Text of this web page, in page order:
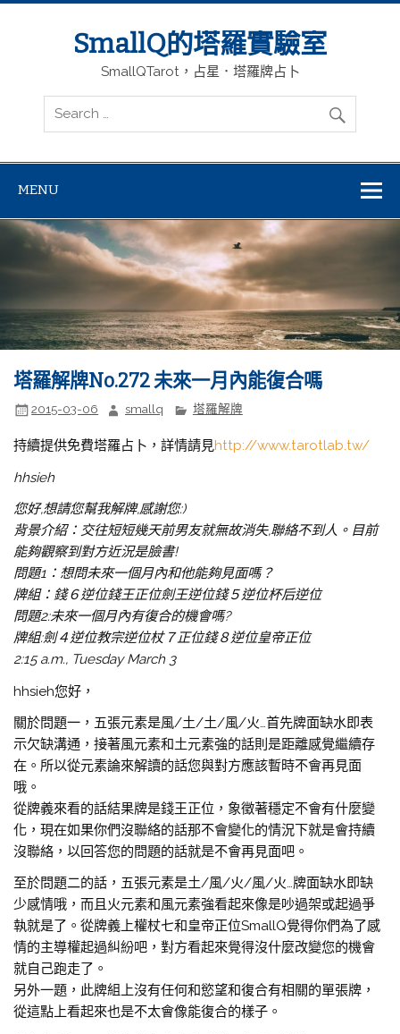
SmallQ的塔羅實驗室
SmallQTarot，占星．塔羅牌占卜
MENU
塔羅解牌No.272 未來一月內能復合嗎
2015-03-06 smallq 塔羅解牌
持續提供免費塔羅占卜，詳情請見http://www.tarotlab.tw/
hhsieh
您好,想請您幫我解牌,感謝您:)
背景介紹：交往短短幾天前男友就無故消失,聯絡不到人。目前
能夠觀察到對方近況是臉書!
問題1：想問未來一個月內和他能夠見面嗎？
牌組：錢６逆位錢王正位劍王逆位錢５逆位杯后逆位
問題2:未來一個月內有復合的機會嗎?
牌組:劍４逆位教宗逆位杖７正位錢８逆位皇帝正位
2:15 a.m., Tuesday March 3
hhsieh您好，
關於問題一，五張元素是風/土/土/風/火…首先牌面缺水即表
示欠缺溝通，接著風元素和土元素強的話則是距離感覺繼續存
在。所以從元素論來解讀的話您與對方應該暫時不會再見面
哦。
從牌義來看的話結果牌是錢王正位，象徵著穩定不會有什麼變
化，現在如果你們沒聯絡的話那不會變化的情況下就是會持續
沒聯絡，以回答您的問題的話就是不會再見面吧。
至於問題二的話，五張元素是土/風/火/風/火…牌面缺水即缺
少感情哦，而且火元素和風元素強看起來像是吵過架或起過爭
執就是了。從牌義上權杖七和皇帝正位SmallQ覺得你們為了感
情的主導權起過糾紛吧，對方看起來覺得沒什麼改變您的機會
就自己跑走了。
另外一題，此牌組上沒有任何和慾望和復合有相關的單張牌，
從這點上看起來也是不太會像能復合的樣子。